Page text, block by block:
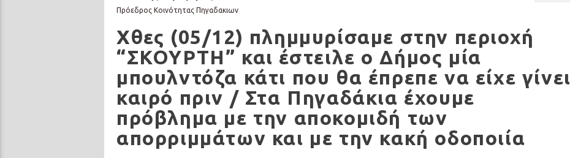
Πρόεδρος Κοινότητας Πηγαδακιων
Χθες (05/12) πλημμυρίσαμε στην περιοχή
“ΣΚΟΥΡΤΗ” και έστειλε ο Δήμος μία
μπουλντόζα κάτι που θα έπρεπε να είχε γίνει
καιρό πριν / Στα Πηγαδάκια έχουμε
πρόβλημα με την αποκομιδή των
απορριμμάτων και με την κακή οδοποιία